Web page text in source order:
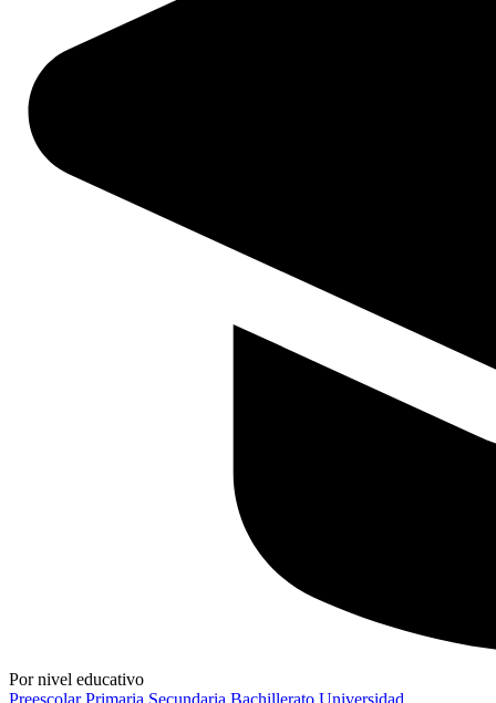
Por nivel educativo
PreescolarPrimaria Secundaria Bachillerato Universidad